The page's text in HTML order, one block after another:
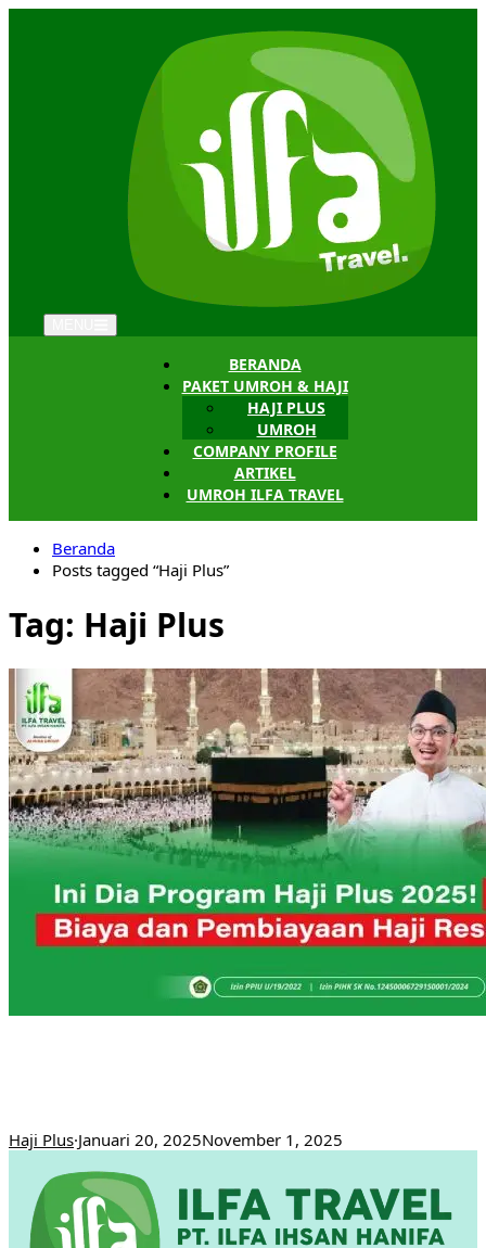
BERANDA
PAKET UMROH & HAJI
HAJI PLUS
UMROH
COMPANY PROFILE
ARTIKEL
UMROH ILFA TRAVEL
Beranda
Posts tagged “Haji Plus”
Tag: Haji Plus
Haji Plus·Januari 20, 2025November 1, 2025